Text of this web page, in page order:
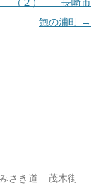
飽の浦町 →
さき道 茂木街